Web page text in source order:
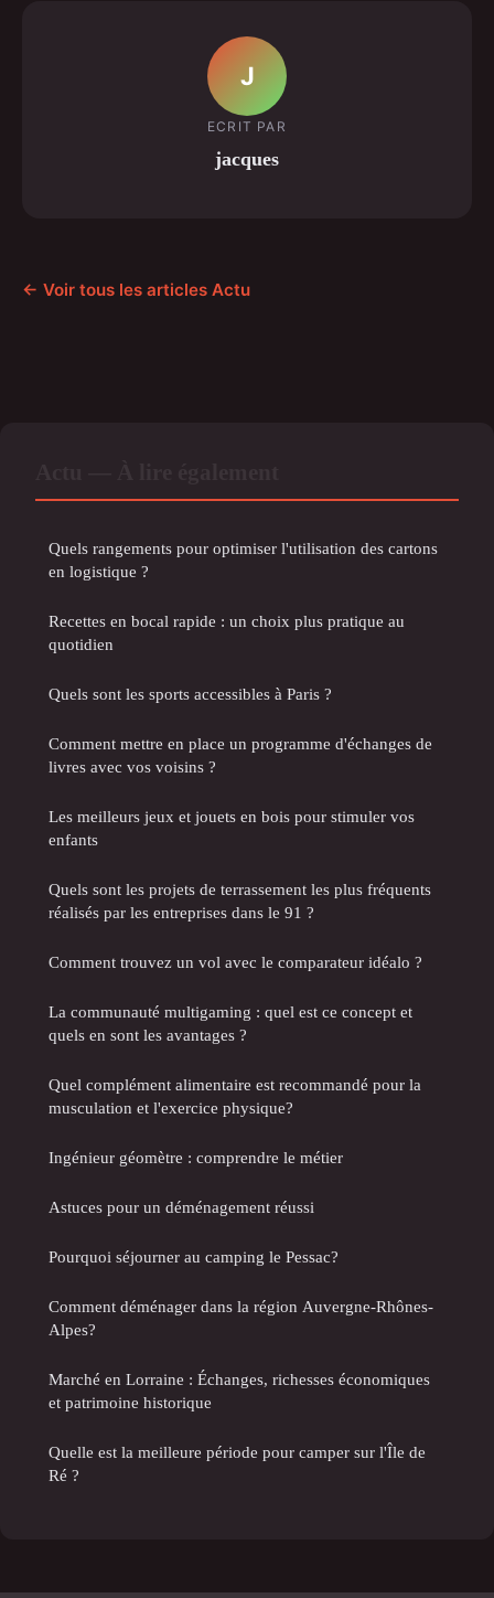
J
ECRIT PAR
jacques
← Voir tous les articles Actu
Quels rangements pour optimiser l'utilisation des cartons
en logistique ?
Recettes en bocal rapide : un choix plus pratique au
quotidien
Quels sont les sports accessibles à Paris ?
Comment mettre en place un programme d'échanges de
livres avec vos voisins ?
Les meilleurs jeux et jouets en bois pour stimuler vos
enfants
Quels sont les projets de terrassement les plus fréquents
réalisés par les entreprises dans le 91 ?
Comment trouvez un vol avec le comparateur idéalo ?
La communauté multigaming : quel est ce concept et
quels en sont les avantages ?
Quel complément alimentaire est recommandé pour la
musculation et l'exercice physique?
Ingénieur géomètre : comprendre le métier
Astuces pour un déménagement réussi
Pourquoi séjourner au camping le Pessac?
Comment déménager dans la région Auvergne-Rhônes-
Alpes?
Marché en Lorraine : Échanges, richesses économiques
et patrimoine historique
Quelle est la meilleure période pour camper sur l'Île de
Ré ?